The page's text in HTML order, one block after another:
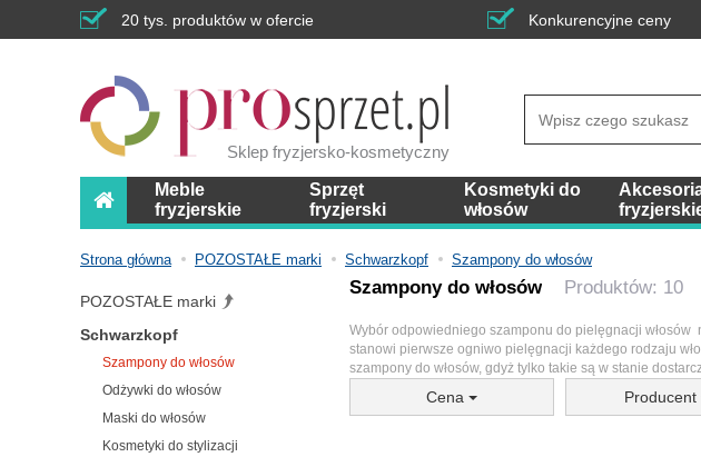
20 tys. produktów w ofercie Konkurencyjne ceny
Sklep fryzjersko-kosmetyczny
Meble
fryzjerskie
Sprzęt
fryzjerski
Kosmetyki do
włosów
Strona główna POZOSTAŁE marki Schwarzkopf Szampony do włosów
Szampony do włosów Produktów: 10
Wybór odpowiedniego szamponu do pielęgnacji
stanowi pierwsze ogniwo pielęgnacji każdego rodzaju
szampony do włosów, gdyż tylko takie są w stanie
Cena Producent
POZOSTAŁE marki
Schwarzkopf
Szampony do włosów
Odżywki do włosów
Maski do włosów
Kosmetyki do stylizacji